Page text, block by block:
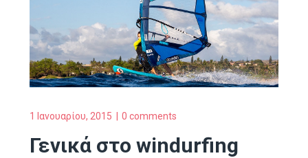
1 Ιανουαρίου, 2015 0 comments
Γενικά στο windurfing